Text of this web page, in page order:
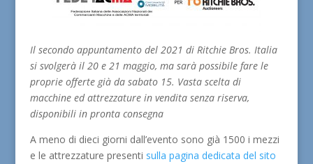
Il secondo appuntamento del 2021 di Ritchie Bros. Italia
si svolgerà il 20 e 21 maggio, ma sarà possibile fare le
proprie offerte già da sabato 15. Vasta scelta di
macchine ed attrezzature in vendita senza riserva,
disponibili in pronta consegna
A meno di dieci giorni dall’evento sono già 1500 i mezzi
e le attrezzature presenti sulla pagina dedicata del sito